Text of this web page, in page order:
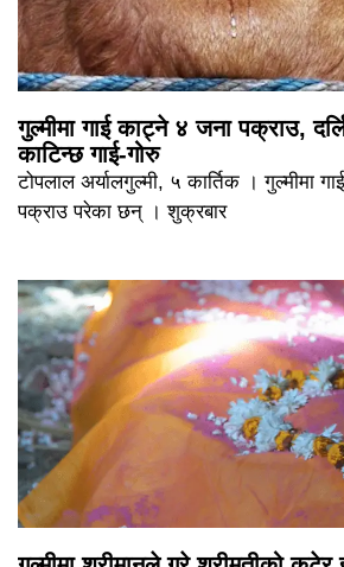
गुल्मीमा गाई काट्ने ४ जना पक्राउ,
काटिन्छ गाई-गोरु
टोपलाल अर्यालगुल्मी, ५ कार्तिक । गुल्मीमा
पक्राउ परेका छन् । शुक्रबार